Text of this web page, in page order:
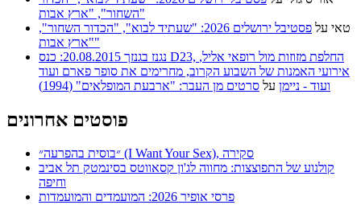
השחור", "ארץ אבות"
טאי על
פסטיבל ירושלים 2026: "שעתיד לבוא", "הכדור השחור",
"ארץ אבות"
נגנז בגנזך 20.08.2015: כנס D23, החלפת מזוזות מול רופאי אליל,
אירועי האמנות של השבוע הקרוב, מחרימים את סופר פארם ועוד
ועוד - ניימן על סרטים מן העבר: "ארבעת המופלאים" (1994)
פוסטים אחרונים
״בוסית בהפרעה״ (I Want Your Sex), סקירה
קולנוע של התפוצצות: מחווה לג'ון קסאווטס בסינמטק תל אביב
וחיפה
פרסי אופיר 2026: המועמדים והמועמדות